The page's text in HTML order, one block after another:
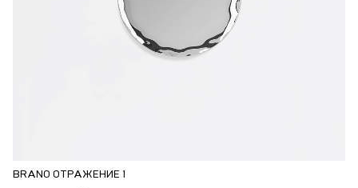
BRANO ОТРАЖЕНИЕ 1